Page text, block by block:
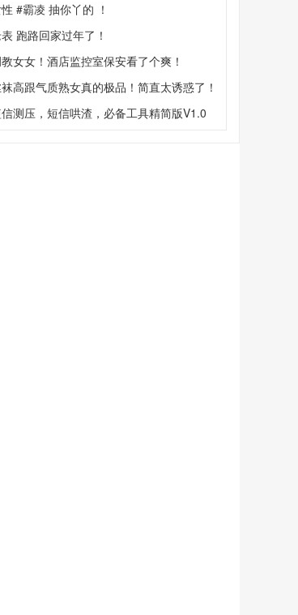
#霸凌 抽你丫的 ！
跑路回家过年了！
女女！酒店监控室保安看了个爽！
高跟气质熟女真的极品！简直太诱惑了！
测压，短信哄渣，必备工具精简版V1.0